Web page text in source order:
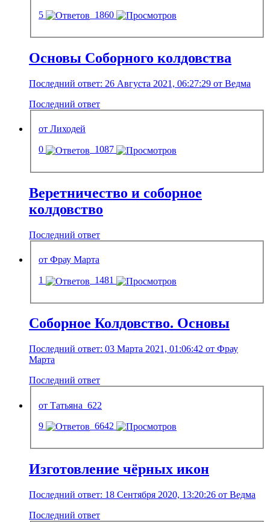
5
1860
Основы Соборного колдовства
Последний ответ: 26 Августа 2021, 06:27:29 от Ведма
Последний ответ
от Лиходей
0
1087
Веретничество и соборное
колдовство
Последний ответ
от Фрау Марта
1
1481
Соборное Колдовство. Основы
Последний ответ: 03 Марта 2021, 01:06:42 от Фрау
Марта
Последний ответ
от Татьяна_622
9
6642
Изготовление чёрных икон
Последний ответ: 18 Сентября 2020, 13:20:26 от Ведма
Последний ответ